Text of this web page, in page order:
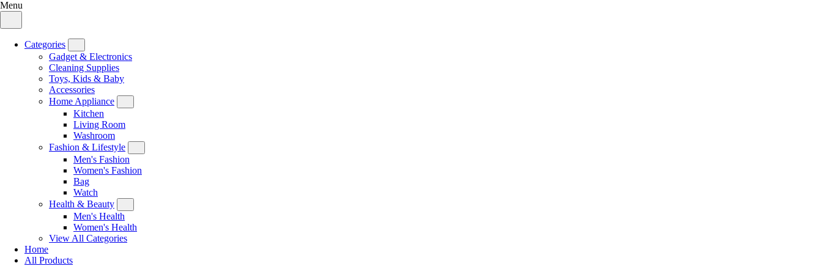
Menu
Categories
Gadget & Electronics
Cleaning Supplies
Toys, Kids & Baby
Accessories
Home Appliance
Kitchen
Living Room
Washroom
Fashion & Lifestyle
Men's Fashion
Women's Fashion
Bag
Watch
Health & Beauty
Men's Health
Women's Health
View All Categories
Home
All Products